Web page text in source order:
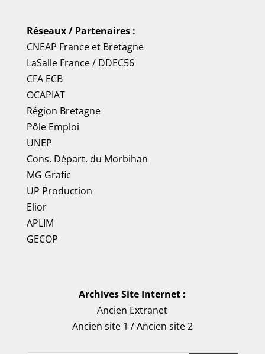
Réseaux / Partenaires :
CNEAP Franceet Bretagne
LaSalle France/ DDEC56
CFA ECB
OCAPIAT
Région Bretagne
Pôle Emploi
UNEP
Cons. Départ. du Morbihan
MG Grafic
UP Production
Elior
APLIM
GECOP
Archives Site Internet :
Ancien Extranet
Ancien site 1 /Ancien site 2